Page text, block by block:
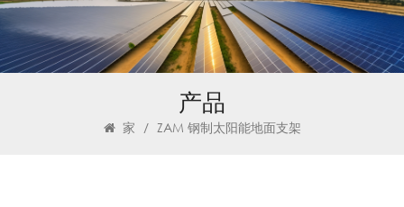
产品
家 / ZAM 钢制太阳能地面支架